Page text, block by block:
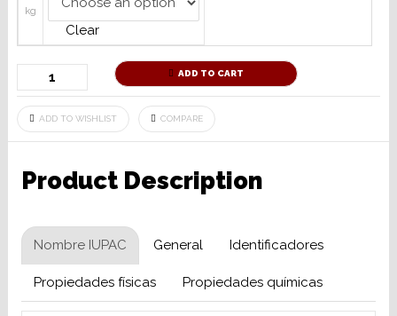
kg
Clear
ADD TO CART
ADD TO WISHLIST COMPARE
Product Description
Nombre IUPAC General Identificadores
Propiedades físicas Propiedades químicas